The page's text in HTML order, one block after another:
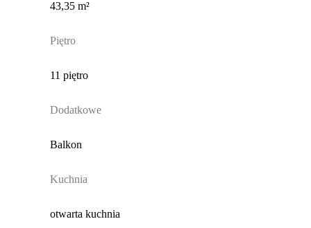
43,35 m²
Piętro
11 piętro
Dodatkowe
Balkon
Kuchnia
otwarta kuchnia